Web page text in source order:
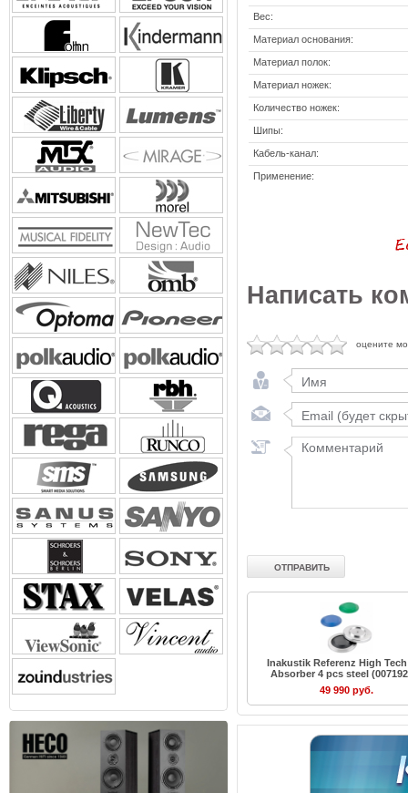
Вес:
Материал основания:
Материал полок:
Материал ножек:
Количество ножек:
Шипы:
Кабель-канал:
Применение:
Написать
оцените
Inakustik Referenz High
Absorber 4 pcs steel
49 990 руб.